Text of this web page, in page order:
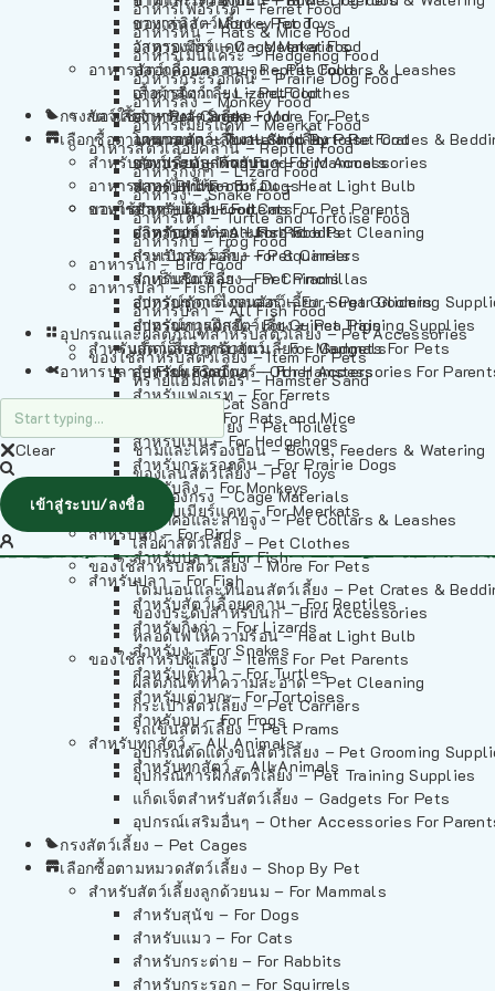
อาหารเฟอร์เร็ต – Ferret Food
อาหารหนู – Rats & Mice Food
อาหารเม่นแคระ – Hedgehog Food
อาหารกระรอกดิน – Prairie Dog Food
อาหารลิง – Monkey Food
อาหารเมียร์แคท – Meerkat Food
อาหารสัตว์เลี้อยคลาน – Reptile Food
อาหารกิ้งก่า – Lizard Food
อาหารงู – Snake Food
อาหารเต่า – Turtle and Tortoise Food
อาหารกบ – Frog Food
อาหารนก – Bird Food
อาหารปลา – Fish Food
อาหารปลา – All Fish Food
อุปกรณและผลิตภัณฑ์สำหรับสัตว์เลี้ยง – Pet Accessories
ของใช้สำหรับสัตว์เลี้ยง – Item For Pets
ทรายแฮมสเตอร์ – Hamster Sand
ทรายแมว – Cat Sand
ห้องน้ำสัตว์เลี้ยง – Pet Toilets
ชามและเครื่องป้อน – Bowls, Feeders & Watering
ของเล่นสัตว์เลี้ยง – Pet Toys
วัสดุรองกรง – Cage Materials
ปลอกคอและสายจูง – Pet Collars & Leashes
เสื้อผ้าสัตว์เลี้ยง – Pet Clothes
ของใช้สำหรับสัตว์เลี้ยง – More For Pets
โดมนอนและที่นอนสัตว์เลี้ยง – Pet Crates &
ของประดับสำหรับนก – Bird Accessories
หลอดไฟให้ความร้อน – Heat Light Bulb
ของใช้สำหรับผู้เลี้ยง – Items For Pet Parents
ผลิตภัณฑ์ทำความสะอาด – Pet Cleaning
กระเป๋าสัตว์เลี้ยง – Pet Carriers
รถเข็นสัตว์เลี้ยง – Pet Prams
อุปกรณ์ตัดแต่งขนสัตว์เลี้ยง – Pet Grooming
อุปกรณ์การฝึกสัตว์เลี้ยง – Pet Training Supplies
แก็ดเจ็ตสำหรับสัตว์เลี้ยง – Gadgets For Pets
อุปกรณ์เสริมอื่นๆ – Other Accessories For
กรงสัตว์เลี้ยง – Pet Cages
เลือกซื้อตามหมวดสัตว์เลี้ยง – Shop By Pet
สำหรับสัตว์เลี้ยงลูกด้วยนม – For Mammals
สำหรับสุนัข – For Dogs
สำหรับแมว – For Cats
สำหรับกระต่าย – For Rabbits
สำหรับกระรอก – For Squirrels
อาหารลิง – Monkey Food
อาหารเมียร์แคท – Meerkat Food
อาหารสัตว์เลี้อยคลาน – Reptile Food
อาหารกิ้งก่า – Lizard Food
อาหารงู – Snake Food
อาหารเต่า – Turtle and Tortoise Food
อาหารกบ – Frog Food
อาหารนก – Bird Food
อาหารปลา – Fish Food
อาหารปลา – All Fish Food
ของเล่นสัตว์เลี้ยง – Pet Toys
วัสดุรองกรง – Cage Materials
ปลอกคอและสายจูง – Pet Collars & Leashes
เสื้อผ้าสัตว์เลี้ยง – Pet Clothes
ของใช้สำหรับสัตว์เลี้ยง – More For Pets
โดมนอนและที่นอนสัตว์เลี้ยง – Pet Crates &
ของประดับสำหรับนก – Bird Accessories
หลอดไฟให้ความร้อน – Heat Light Bulb
ของใช้สำหรับผู้เลี้ยง – Items For Pet Parents
ผลิตภัณฑ์ทำความสะอาด – Pet Cleaning
กระเป๋าสัตว์เลี้ยง – Pet Carriers
รถเข็นสัตว์เลี้ยง – Pet Prams
อุปกรณ์ตัดแต่งขนสัตว์เลี้ยง – Pet Grooming
อุปกรณ์การฝึกสัตว์เลี้ยง – Pet Training Supplies
แก็ดเจ็ตสำหรับสัตว์เลี้ยง – Gadgets For Pets
อุปกรณ์เสริมอื่นๆ – Other Accessories For
กรงสัตว์เลี้ยง – Pet Cages
เลือกซื้อตามหมวดสัตว์เลี้ยง – Shop By Pet
สำหรับสัตว์เลี้ยงลูกด้วยนม – For Mammals
สำหรับสุนัข – For Dogs
สำหรับแมว – For Cats
สำหรับกระต่าย – For Rabbits
สำหรับกระรอก – For Squirrels
สำหรับชินชิล่า – For Chinchillas
สำหรับชูการ์ไกลเดอร์ – For Sugar Gliders
สำหรับหนูแกสบี้ – For Guinea Pigs
สำหรับสัตว์เลี้ยงลูกด้วยนม – For Mammals
สำหรับแฮมสเตอร์ – For Hamsters
สำหรับเฟอเรท – For Ferrets
สำหรับหนู – For Rats and Mice
สำหรับเม่น – For Hedgehogs
สำหรับกระรอกดิน – For Prairie Dogs
สำหรับลิง – For Monkeys
สำหรับเมียร์แคท – For Meerkats
สำหรับนก – For Birds
สำหรับปลา – For Fish
สำหรับปลา – For Fish
สำหรับสัตว์เลื้อยคลาน – For Reptiles
สำหรับกิ้งก่า – For Lizards
สำหรับงู – For Snakes
สำหรับเต่าน้ำ – For Turtles
สำหรับเต่าบก – For Tortoises
สำหรับกบ – For Frogs
สำหรับทุกสัตว์ – All Animals
สำหรับทุกสัตว์ – All Animals
อาหารปลา – Fish Food
Clear
เข้าสู่ระบบ/ลงชื่อ